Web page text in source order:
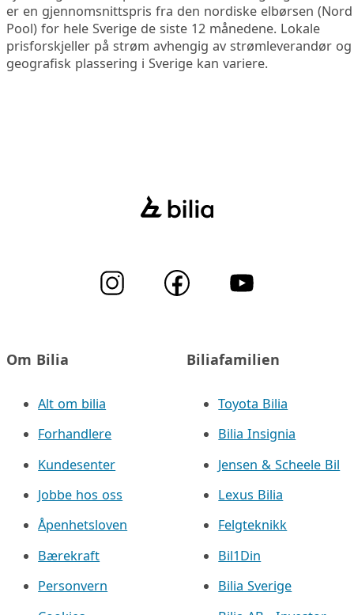
er en gjennomsnittspris fra den nordiske elbørsen (Nord
Pool) for hele Sverige de siste 12 månedene. Lokale
prisforskjeller på strøm avhengig av strømleverandør og
geografisk plassering i Sverige kan variere.
Om Bilia
Alt om bilia
Forhandlere
Kundesenter
Jobbe hos oss
Åpenhetsloven
Bærekraft
Personvern
Biliafamilien
Toyota Bilia
Bilia Insignia
Jensen & Scheele Bil
Lexus Bilia
Felgteknikk
Bil1Din
Bilia Sverige